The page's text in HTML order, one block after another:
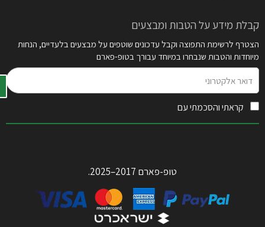
קבלת מידע על הטבות ומבצעים
הצטרף לרשימת התפוצה וקבל עדכונים שוטפים על מבצעים בלעדיים, הנחות
מיוחדות והטבות שנבחרו במיוחד עבורך בטופ-פארם
אלקטרוני
קראתי והסכמתי עם
טופ-פארם 2017–2025.